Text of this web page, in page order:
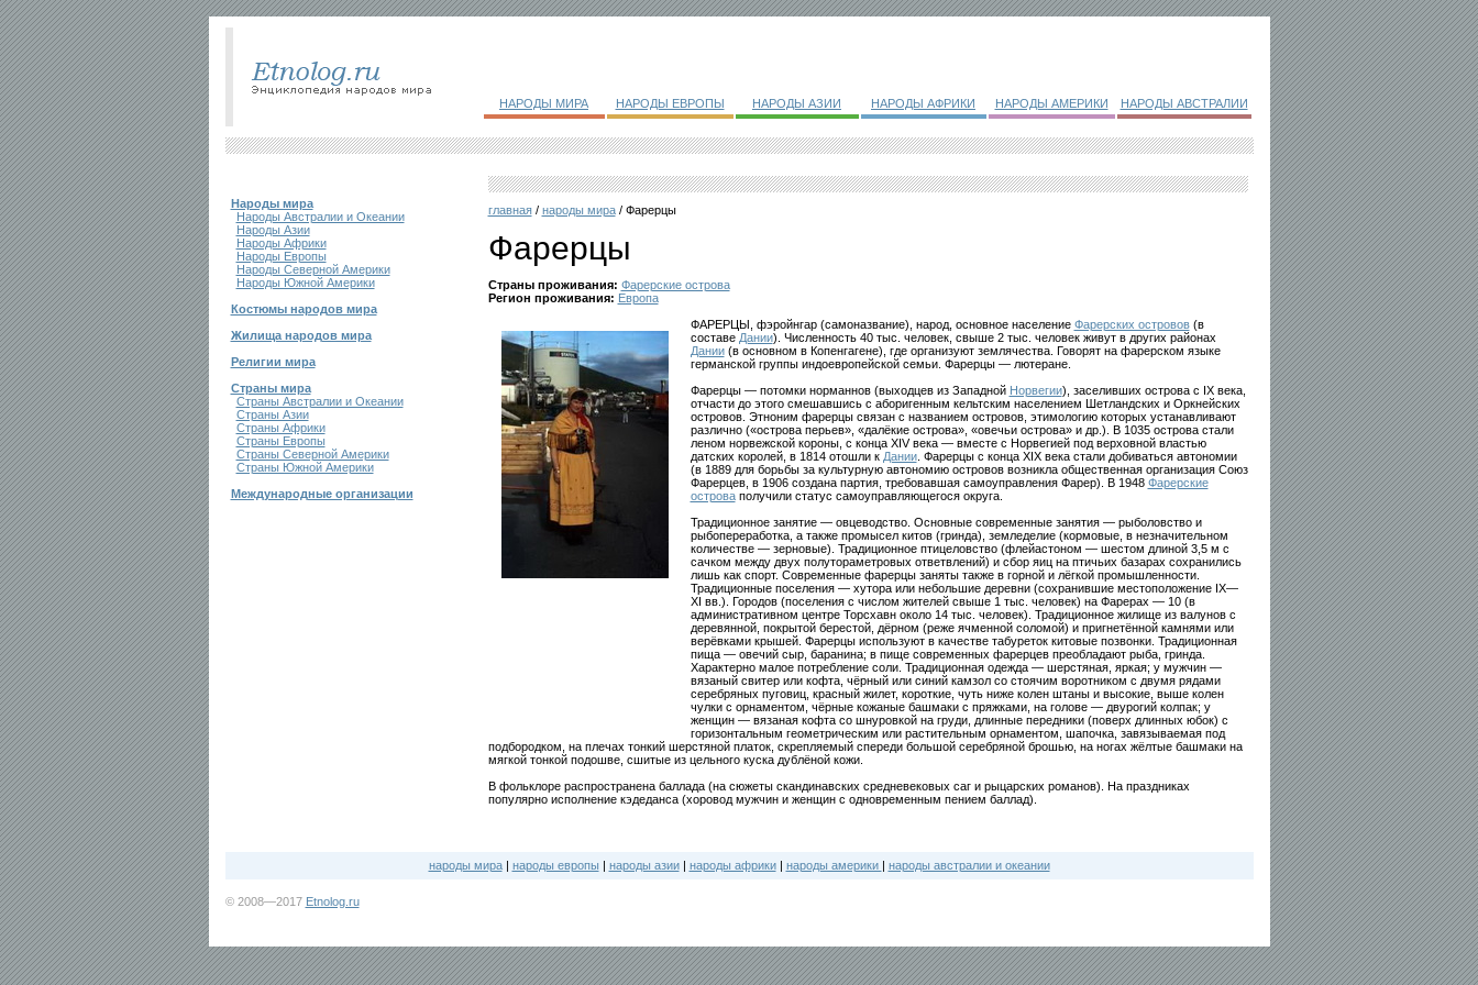
НАРОДЫ МИРА НАРОДЫ ЕВРОПЫ НАРОДЫ АЗИИ НАРОДЫ АФРИКИ НАРОДЫ АМЕРИКИ НАРОДЫ АВСТРАЛИИ
Народы мира
Народы Австралии и Океании
Народы Азии
Народы Африки
Народы Европы
Народы Северной Америки
Народы Южной Америки
Костюмы народов мира
Жилища народов мира
Религии мира
Страны мира
Страны Австралии и Океании
Страны Азии
Страны Африки
Страны Европы
Страны Северной Америки
Страны Южной Америки
Международные организации
главная/ народы мира/ Фарерцы
Фарерцы
Страны проживания: Фарерские острова
Регион проживания: Европа
ФАРЕРЦЫ, фэройнгар (самоназвание), народ, основное население Фарерских островов(в
составе Дании). Численность 40 тыс. человек, свыше 2 тыс. человек живут в других районах
Дании(в основном в Копенгагене), где организуют землячества. Говорят на фарерском языке
германской группы индоевропейской семьи. Фарерцы — лютеране.
Фарерцы — потомки норманнов (выходцев из Западной Норвегии), заселивших острова с IX века,
отчасти до этого смешавшись с аборигенным кельтским населением Шетландских и Оркнейских
островов. Этноним фарерцы связан с названием островов, этимологию которых устанавливают
различно («острова перьев», «далёкие острова», «овечьи острова» и др.). В 1035 острова стали
леном норвежской короны, с конца XIV века — вместе с Норвегией под верховной властью
датских королей, в 1814 отошли к Дании. Фарерцы с конца XIX века стали добиваться автономии
(в 1889 для борьбы за культурную автономию островов возникла общественная организация Союз
Фарерцев, в 1906 создана партия, требовавшая самоуправления Фарер). В 1948 Фарерские
островаполучили статус самоуправляющегося округа.
Традиционное занятие — овцеводство. Основные современные занятия — рыболовство и
рыбопереработка, а также промысел китов (гринда), земледелие (кормовые, в незначительном
количестве — зерновые). Традиционное птицеловство (флейастоном — шестом длиной 3,5 м с
сачком между двух полутораметровых ответвлений) и сбор яиц на птичьих базарах сохранились
лишь как спорт. Современные фарерцы заняты также в горной и лёгкой промышленности.
Традиционные поселения — хутора или небольшие деревни (сохранившие местоположение IX—
XI вв.). Городов (поселения с числом жителей свыше 1 тыс. человек) на Фарерах — 10 (в
административном центре Торсхавн около 14 тыс. человек). Традиционное жилище из валунов с
деревянной, покрытой берестой, дёрном (реже ячменной соломой) и пригнетённой камнями или
верёвками крышей. Фарерцы используют в качестве табуреток китовые позвонки. Традиционная
пища — овечий сыр, баранина; в пище современных фарерцев преобладают рыба, гринда.
Характерно малое потребление соли. Традиционная одежда — шерстяная, яркая; у мужчин —
вязаный свитер или кофта, чёрный или синий камзол со стоячим воротником с двумя рядами
серебряных пуговиц, красный жилет, короткие, чуть ниже колен штаны и высокие, выше колен
чулки с орнаментом, чёрные кожаные башмаки с пряжками, на голове — двурогий колпак; у
женщин — вязаная кофта со шнуровкой на груди, длинные передники (поверх длинных юбок) с
горизонтальным геометрическим или растительным орнаментом, шапочка, завязываемая под
подбородком, на плечах тонкий шерстяной платок, скрепляемый спереди большой серебряной брошью, на ногах жёлтые башмаки на
мягкой тонкой подошве, сшитые из цельного куска дублёной кожи.
В фольклоре распространена баллада (на сюжеты скандинавских средневековых саг и рыцарских романов). На праздниках
популярно исполнение кэдеданса (хоровод мужчин и женщин с одновременным пением баллад).
народы мира| народы европы | народы азии| народы африки| народы америки | народы австралии и океании
© 2008—2017 Etnolog.ru